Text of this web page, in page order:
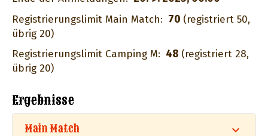
Registrierungslimit Main Match: 70 (registriert 50,
übrig 20)
Registrierungslimit Camping M: 48 (registriert 28,
übrig 20)
Ergebnisse
Main Match